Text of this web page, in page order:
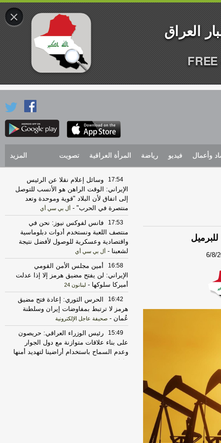
وأعمال فيديو رياضة المرأة العراقية تصويت المزيد
6/8/
17:54
وسائل إعلام نقلا عن الرئيس
الإيراني: الوقت الراهن هو الأنسب للتوصل
إلى اتفاق لأن البلاد "قوية وموحدة وتعد
منتصرة في الحرب" - أل بي سي أي
17:53
فانس لفوكس نيوز: نحن في
منتصف اللعبة ونستخدم أدوات دبلوماسية
واقتصادية وعسكرية للوصول لأفضل نتيجة
لشعبنا - أل بي سي أي
16:58
أمين مجلس الأمن القومي
الإيراني: لن يفتح مضيق هرمز إلا إذا عدلت
أميركا سلوكها - لبنانون 24
16:42
الحرس الثوري: إعادة فتح مضيق
هرمز لا ترتبط بمفاوضات إيران وسلطنة
عُمان - صحيفة عاجل الإلكترونية
15:49
رئيس الوزراء العراقي: حريصون
على بناء علاقات متوازنة مع دول الجوار
وعدم السماح باستخدام أراضينا لتهديد أمنها
×